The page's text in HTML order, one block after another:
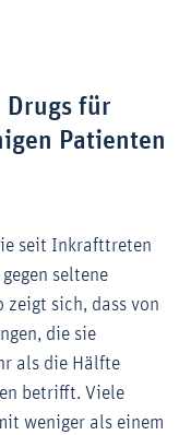
Drugs für
Patienten
seit Inkrafttreten
seltene
zeigt sich, dass von
die sie
als die Hälfte
betrifft. Viele
weniger als einem